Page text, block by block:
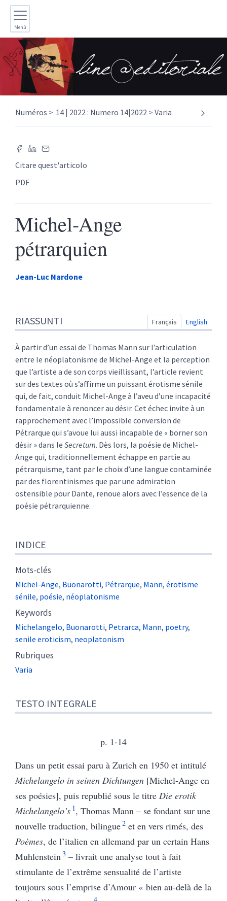
Menù
Numéros 14 | 2022 : Numero 14|2022 Varia
Citare quest'articolo
PDF
Michel-Ange
pétrarquien
Jean-Luc Nardone
Indice
Testo integrale
Note
Tavola delle illustrazioni
Citare quest'articolo
Autore
RIASSUNTI Français English
À partir d’un essai de Thomas Mann sur l’articulation
entre le néoplatonisme de Michel-Ange et la perception
que l’artiste a de son corps vieillissant, l’article revient
sur des textes où s’affirme un puissant érotisme sénile
qui, de fait, conduit Michel-Ange à l’aveu d’une incapacité
fondamentale à renoncer au désir. Cet échec invite à un
rapprochement avec l’impossible conversion de
Pétrarque qui s’avoue lui aussi incapable de « borner son
désir » dans le Secretum. Dès lors, la poésie de Michel-
Ange qui, traditionnellement échappe en partie au
pétrarquisme, tant par le choix d’une langue contaminée
par des florentinismes que par une admiration
ostensible pour Dante, renoue alors avec l’essence de la
poésie pétrarquienne.
INDICE
Mots-clés
Michel-Ange, Buonarotti, Pétrarque, Mann, érotisme
sénile, poésie, néoplatonisme
Keywords
Michelangelo, Buonarotti, Petrarca, Mann, poetry,
senile eroticism, neoplatonism
Rubriques
Varia
TESTO INTEGRALE
p. 1-14
Dans un petit essai paru à Zurich en 1950 et intitulé
Michelangelo in seinen Dichtungen [Michel-Ange en
ses poésies], puis republié sous le titre Die erotik
Michelangelo’s 1, Thomas Mann – se fondant sur une
nouvelle traduction, bilingue2et en vers rimés, des
Poèmes, de l’italien en allemand par un certain Hans
Muhlenstein3– livrait une analyse tout à fait
stimulante de l’extrême sensualité de l’artiste
toujours sous l’emprise d’Amour « bien au-delà de la